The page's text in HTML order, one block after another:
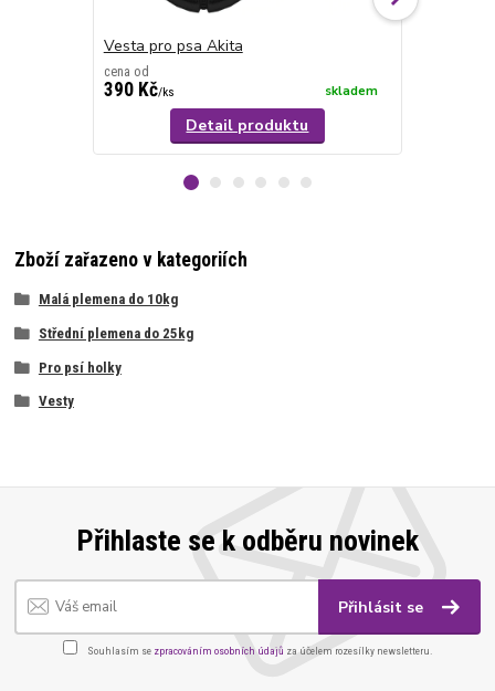
Vesta pro psa Akita
cena od
390 Kč/ks skladem
Detail produktu
Zboží zařazeno v kategoriích
Malá plemena do 10kg
Střední plemena do 25kg
Pro psí holky
Vesty
Přihlaste se k odběru novinek
Přihlásit se
Souhlasím se zpracováním osobních údajů za účelem rozesílky newsletteru.